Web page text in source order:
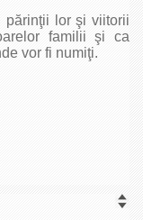
părinţii lor şi viitorii
familii şi ca
vor fi numiţi.